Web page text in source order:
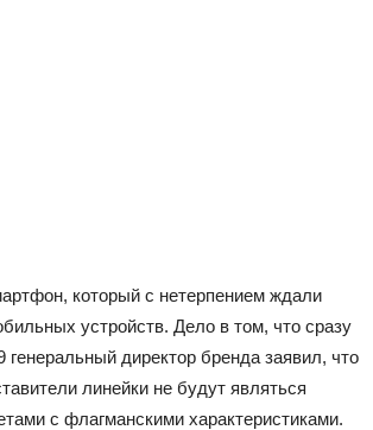
который с нетерпением ждали
устройств. Дело в том, что сразу
генеральный директор бренда заявил, что
линейки не будут являться
с флагманскими характеристиками.